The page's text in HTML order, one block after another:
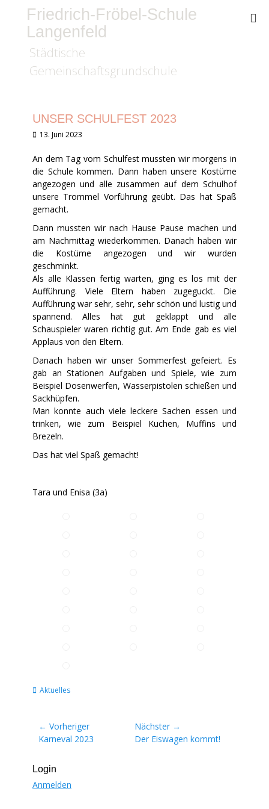
Friedrich-Fröbel-Schule
Langenfeld
Städtische
Gemeinschaftsgrundschule
UNSER SCHULFEST 2023
Veröffentlicht
13. Juni 2023
An dem Tag vom Schulfest mussten wir morgens in
die Schule kommen. Dann haben unsere Kostüme
angezogen und alle zusammen auf dem Schulhof
unsere Trommel Vorführung geübt. Das hat Spaß
gemacht.
Dann mussten wir nach Hause Pause machen und
am Nachmittag wiederkommen. Danach haben wir
die Kostüme angezogen und wir wurden
geschminkt.
Als alle Klassen fertig warten, ging es los mit der
Aufführung. Viele Eltern haben zugeguckt. Die
Aufführung war sehr, sehr, sehr schön und lustig und
spannend. Alles hat gut geklappt und alle
Schauspieler waren richtig gut. Am Ende gab es viel
Applaus von den Eltern.
Danach haben wir unser Sommerfest gefeiert. Es
gab an Stationen Aufgaben und Spiele, wie zum
Beispiel Dosenwerfen, Wasserpistolen schießen und
Sackhüpfen.
Man konnte auch viele leckere Sachen essen und
trinken, wie zum Beispiel Kuchen, Muffins und
Brezeln.
Das hat viel Spaß gemacht!
Tara und Enisa (3a)
Kategorien
Aktuelles
Beitragsnavigation
← Vorheriger
Vorheriger
Karneval 2023
Nächster →
Nächster
Der Eiswagen kommt!
Login
Anmelden